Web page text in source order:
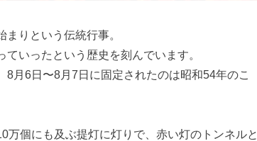
りという伝統行事。
いったという歴史を刻んでいます。
月6日〜8月7日に固定されたのは昭和54年のこ
個にも及ぶ提灯に灯りで、赤い灯のトンネルと